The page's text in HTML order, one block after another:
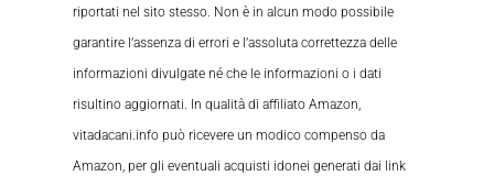
riportati nel sito stesso. Non è in alcun modo possibile
garantire l’assenza di errori e l’assoluta correttezza delle
informazioni divulgate né che le informazioni o i dati
risultino aggiornati. In qualità di affiliato Amazon,
vitadacani.info può ricevere un modico compenso da
Amazon, per gli eventuali acquisti idonei generati dai link